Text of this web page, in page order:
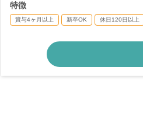
特徴
賞与4ヶ月以上 新卒OK 休日120日以上